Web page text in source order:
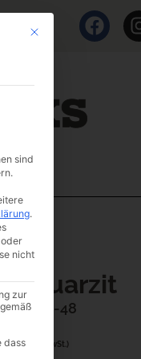
Quarzit
I007-48
(inkl. MwSt.)
Mit diesem Button wird
sind
.
nicht
zur
dass